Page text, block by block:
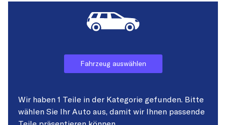
Fahrzeug auswählen
Wir haben 1 Teile in der Kategorie gefunden. Bitte
wählen Sie Ihr Auto aus, damit wir Ihnen passende